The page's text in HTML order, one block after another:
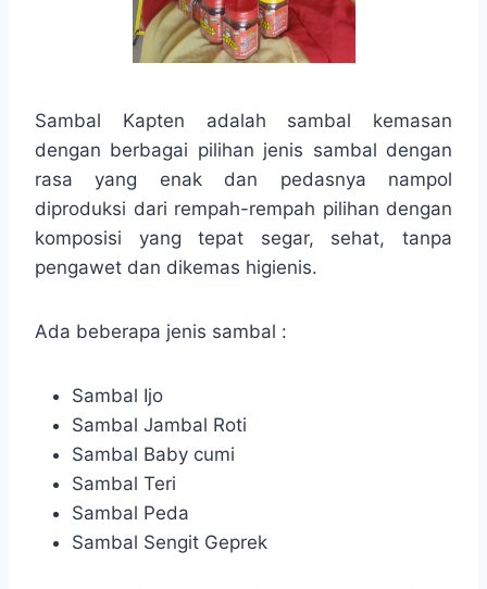
Sambal Kapten adalah sambal kemasan
dengan berbagai pilihan jenis sambal dengan
rasa yang enak dan pedasnya nampol
diproduksi dari rempah-rempah pilihan dengan
komposisi yang tepat segar, sehat, tanpa
pengawet dan dikemas higienis.
Ada beberapa jenis sambal :
Sambal Ijo
Sambal Jambal Roti
Sambal Baby cumi
Sambal Teri
Sambal Peda
Sambal Sengit Geprek